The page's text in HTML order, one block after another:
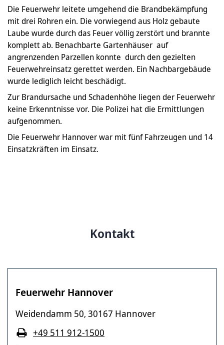
Die Feuerwehr leitete umgehend die Brandbekämpfung
mit drei Rohren ein. Die vorwiegend aus Holz gebaute
Laube wurde durch das Feuer völlig zerstört und brannte
komplett ab. Benachbarte Gartenhäuser auf
angrenzenden Parzellen konnte durch den gezielten
Feuerwehreinsatz gerettet werden. Ein Nachbargebäude
wurde lediglich leicht beschädigt.
Zur Brandursache und Schadenhöhe liegen der Feuerwehr
keine Erkenntnisse vor. Die Polizei hat die Ermittlungen
aufgenommen.
Die Feuerwehr Hannover war mit fünf Fahrzeugen und 14
Einsatzkräften im Einsatz.
Kontakt
Feuerwehr Hannover
Weidendamm 50, 30167 Hannover
+49 511 912-1500